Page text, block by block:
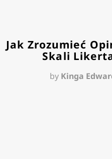
Jak Zrozumieć
Skali
by Kinga